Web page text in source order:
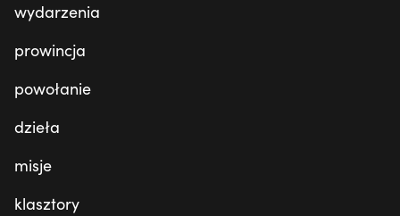
wydarzenia
prowincja
powołanie
dzieła
misje
klasztory